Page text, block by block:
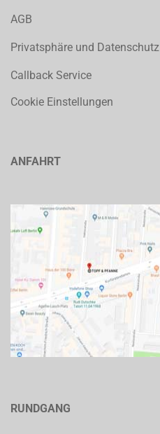
AGB
Privatsphäre und Datenschutz
Callback Service
Cookie Einstellungen
ANFAHRT
RUNDGANG